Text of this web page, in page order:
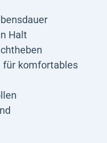
Halt
für komfortables